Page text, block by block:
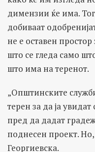
димензии ќе има.
добиваат
не е оставен
што се гледа само
што има на теренот.
„Општинските
терен за да ја увидат
пред да дадат
поднесен проект. Но,
Георгиевска.